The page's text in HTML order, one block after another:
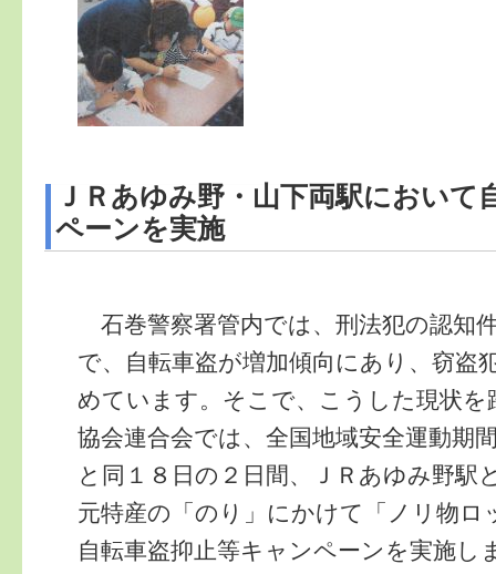
ＪＲあゆみ野・山下両駅において
ペーンを実施
石巻警察署管内では、刑法犯の認知
で、自転車盗が増加傾向にあり、窃盗
めています。そこで、こうした現状を
協会連合会では、全国地域安全運動期
と同１８日の２日間、ＪＲあゆみ野駅
元特産の「のり」にかけて「ノリ物ロ
自転車盗抑止等キャンペーンを実施し